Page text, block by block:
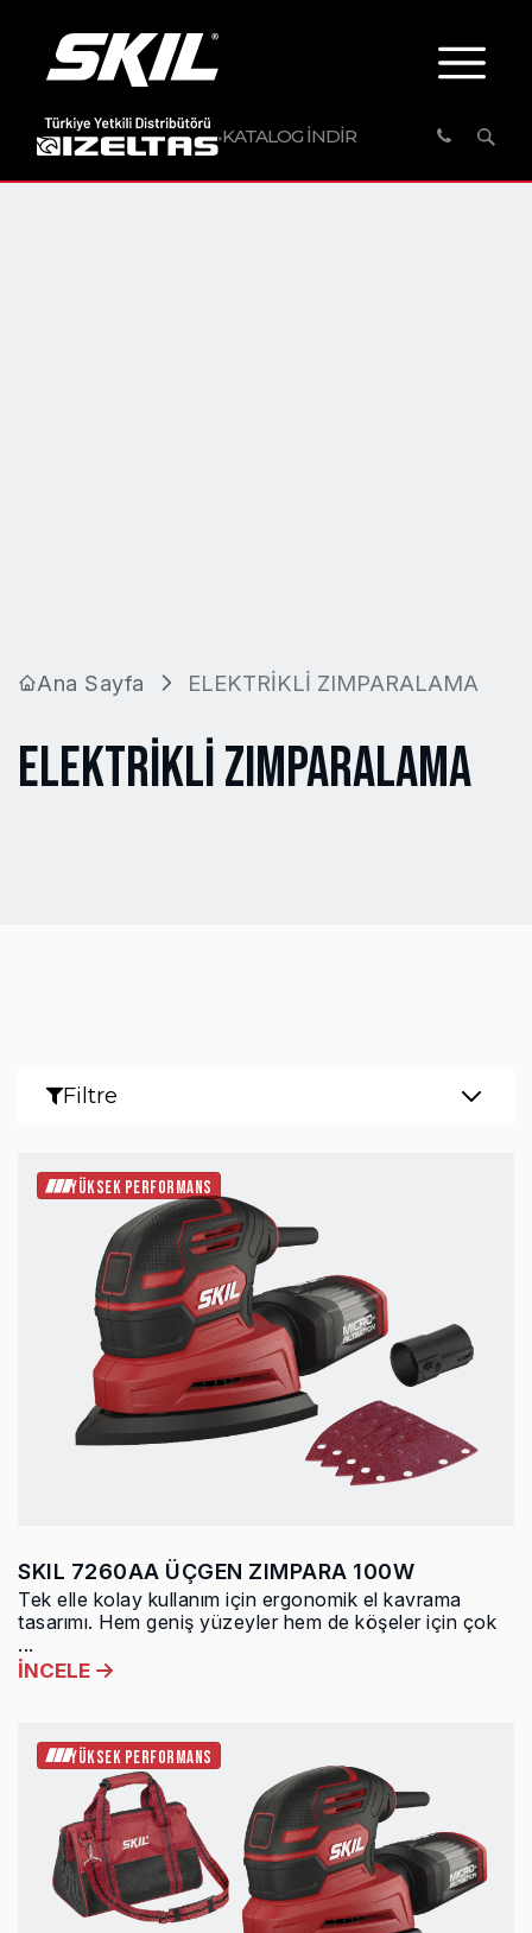
KATALOG İNDİR
Ana Sayfa ELEKTRİKLİ ZIMPARALAMA
ELEKTRİKLİ ZIMPARALAMA
Filtre
YÜKSEK PERFORMANS
SKIL 7260AA ÜÇGEN ZIMPARA 100W
Tek elle kolay kullanım için ergonomik el kavrama
tasarımı. Hem geniş yüzeyler hem de köşeler için çok
...
İNCELE
YÜKSEK PERFORMANS